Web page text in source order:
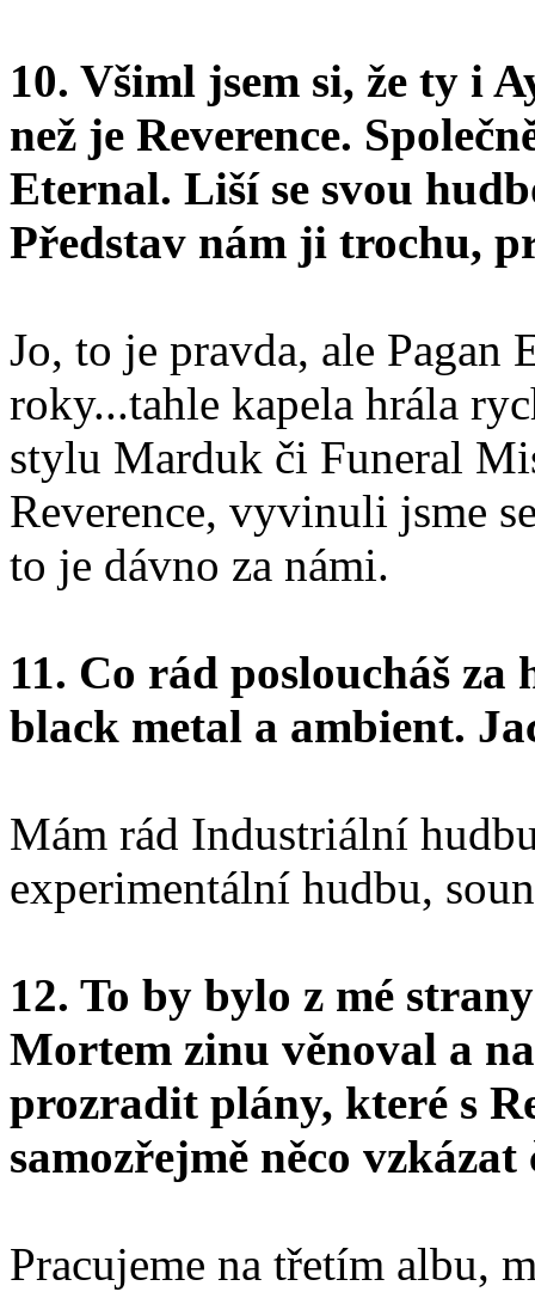
10. Všiml jsem si, že ty i
než je Reverence.
Eternal. Liší se svou
Představ nám ji trochu,
Jo, to je pravda, ale Pagan
roky...tahle kapela hrála
stylu Marduk či Funeral
Reverence, vyvinuli jsme
to je dávno za námi.
11. Co rád posloucháš
black metal a ambient.
Mám rád Industriální
experimentální hudbu,
12. To by bylo z mé
Mortem zinu věnoval a
prozradit plány, které s
samozřejmě něco
Pracujeme na třetím albu,